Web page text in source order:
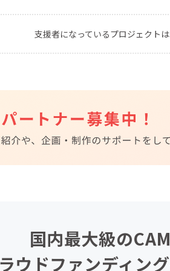
CAMPFIRE for Social Good
CAMPFIREふるさと納税
支援者になっているプロジェクトは
国内最大級の
ウドファンディン